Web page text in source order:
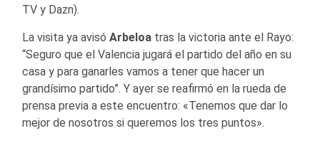
TV y Dazn).
La visita ya avisó Arbeloa tras la victoria ante el Rayo:
“Seguro que el Valencia jugará el partido del año en su
casa y para ganarles vamos a tener que hacer un
grandísimo partido”. Y ayer se reafirmó en la rueda de
prensa previa a este encuentro: «Tenemos que dar lo
mejor de nosotros si queremos los tres puntos».